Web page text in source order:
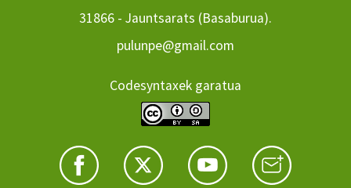
31866 - Jauntsarats (Basaburua).
pulunpe@gmail.com
Codesyntaxek garatua